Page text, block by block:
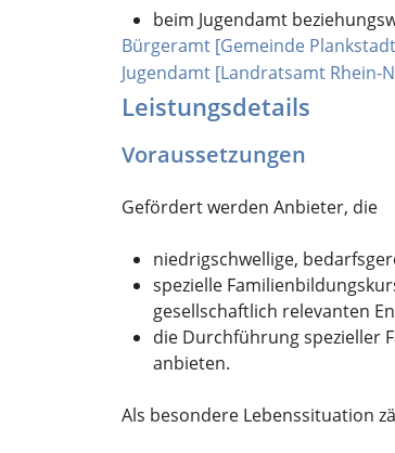
beim Jugendamt
Bürgeramt [Gemeinde
Jugendamt [Landratsamt Rhein-
Leistungsdetails
Voraussetzungen
Gefördert werden Anbieter, die
niedrigschwellige,
spezielle
gesellschaftlich relevanten
die Durchführung spezieller
anbieten.
Als besondere Lebenssituation